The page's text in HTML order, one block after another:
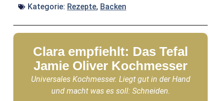
Kategorie: Rezepte, Backen
Clara empfiehlt: Das Tefal
Jamie Oliver Kochmesser
Universales Kochmesser. Liegt gut in der Hand
und macht was es soll: Schneiden.